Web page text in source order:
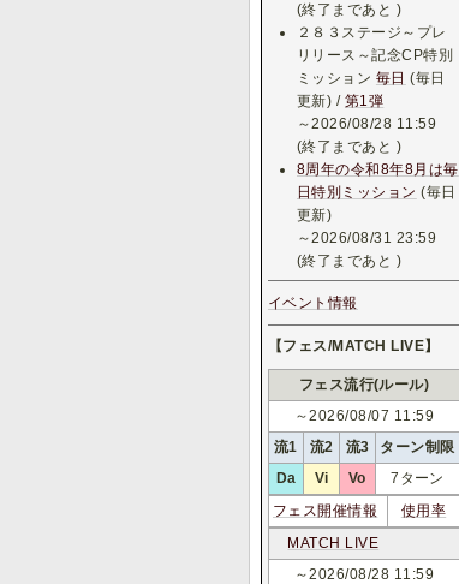
(終了まであと )
２８３ステージ～プレ
リリース～記念CP特別
ミッション 毎日 (毎日
更新) / 第1弾
～2026/08/28 11:59
(終了まであと )
8周年の令和8年8月は毎
日特別ミッション (毎日
更新)
～2026/08/31 23:59
(終了まであと )
イベント情報
【フェス/MATCH LIVE】
フェス流行(ルール)
～2026/08/07 11:59
流1
流2 流3
ターン制限
Da
Vi Vo
7ターン
フェス開催情報
使用率
MATCH LIVE
～2026/08/28 11:59